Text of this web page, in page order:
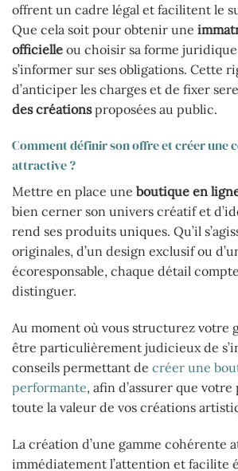
offrent un cadre légal et facilitent le
Que cela soit pour obtenir une
officielle ou choisir sa forme
s’informer sur ses obligations. Cette
d’anticiper les charges et de fixer
des créationsproposées au public.
Comment définir son offre et créer une
attractive ?
Mettre en place une boutique en
bien cerner son univers créatif et
rend ses produits uniques. Qu’il
originales, d’un design exclusif ou
écoresponsable, chaque détail
distinguer.
Au moment où vous structurez votre
être particulièrement judicieux de
conseils permettant de créer une
performante, afin d’assurer que
toute la valeur de vos créations
La création d’une gamme cohérente
immédiatement l’attention et facilite